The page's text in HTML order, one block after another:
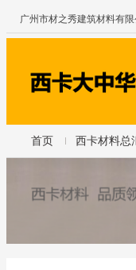
广州市材之秀建筑材料有
首页 西卡材料总